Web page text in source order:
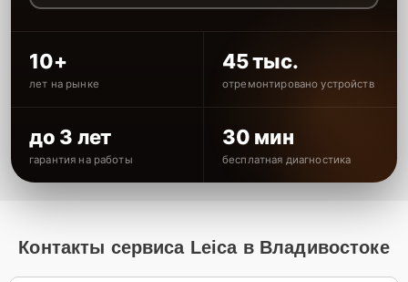
10+
лет на рынке
45 тыс.
отремонтировано устройств
до 3 лет
гарантия на работы
30 мин
бесплатная диагностика
Контакты сервиса Leica в Владивостоке